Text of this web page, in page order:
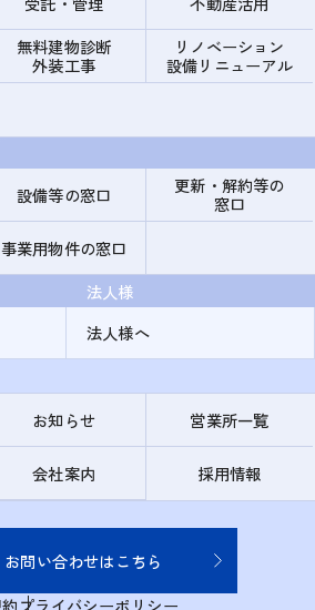
無料建物診断
外装工事
リノベーション
設備リニューアル
設備等の窓口
更新・解約等の
窓口
事業用物件の窓口
法人様
法人様へ
お知らせ 営業所一覧
会社案内 採用情報
お問い合わせはこちら
プライバシーポリシー